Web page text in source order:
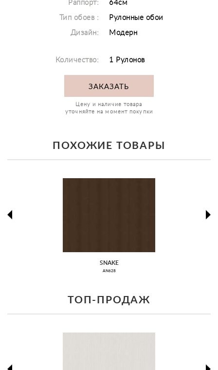
Раппорт: 64см
Тип обоев : Рулонные обои
Дизайн: Модерн
Количество: 1 Рулонов
ЗАКАЗАТЬ
Цену и наличие товара
уточняйте на момент покупки
ПОХОЖИЕ ТОВАРЫ
SNAKE
AN628
ТОП-ПРОДАЖ